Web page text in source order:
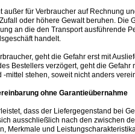
außer für Verbraucher auf Rechnung
oder höhere Gewalt beruhen. Die
an die den Transport ausführende
handelt.
geht die Gefahr erst mit
Bestellers verzögert, geht die
-mittel stehen, soweit nicht anders
ohne Garantieübernahme
dass der Liefergegenstand bei
ausschließlich nach den zwischen
Merkmale und